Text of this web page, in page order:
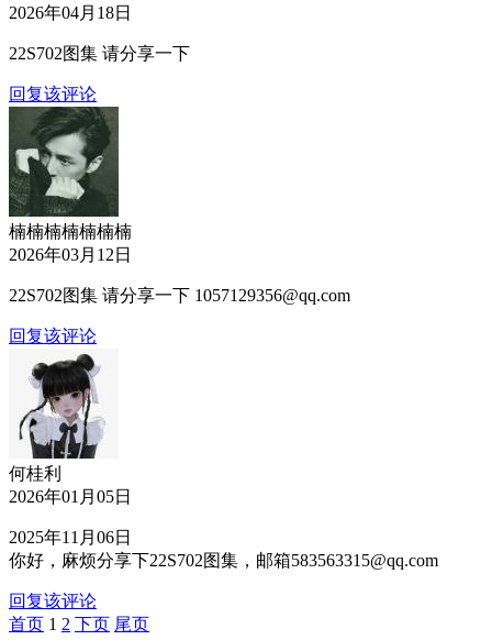
2026年04月18日
22S702图集 请分享一下
回复该评论
楠楠楠楠楠楠楠
2026年03月12日
22S702图集 请分享一下 1057129356@qq.com
回复该评论
何桂利
2026年01月05日
2025年11月06日
你好，麻烦分享下22S702图集，邮箱583563315@qq.com
回复该评论
首页 1 2 下页 尾页